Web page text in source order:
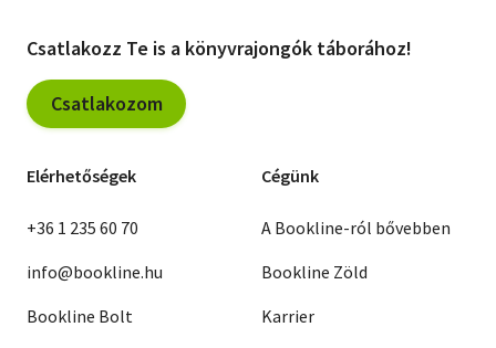
Csatlakozz Te is a könyvrajongók táborához!
Csatlakozom
Elérhetőségek
+36 1 235 60 70
info@bookline.hu
Bookline Bolt
Cégünk
A Bookline-ról bővebben
Bookline Zöld
Karrier